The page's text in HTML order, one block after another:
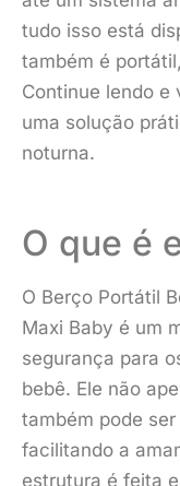
tudo isso está
também é
Continue lendo e
uma solução
noturna.
O que é
O Berço Portátil
Maxi Baby é um
segurança para
bebê. Ele não
também pode
facilitando a
estrutura é feita